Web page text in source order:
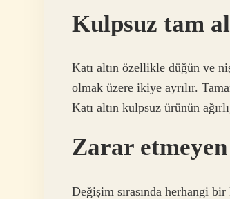
Kulpsuz tam
Katı altın özellikle düğün ve
olmak üzere ikiye ayrılır.
Katı altın kulpsuz ürünün
Zarar
Değişim sırasında herhangi